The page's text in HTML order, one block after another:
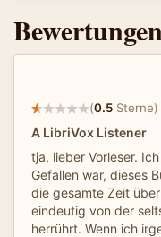
(0.5 Sterne)
A LibriVox Listener
tja, lieber Vorleser.
Gefallen war, dieses
die gesamte Zeit
eindeutig von der
herrührt. Wenn ich